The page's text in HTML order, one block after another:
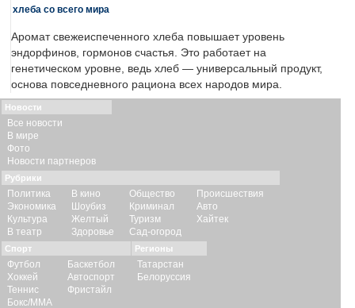
хлеба со всего мира
Аромат свежеиспеченного хлеба повышает уровень
эндорфинов, гормонов счастья. Это работает на
генетическом уровне, ведь хлеб — универсальный продукт,
основа повседневного рациона всех народов мира.
Новости
Все новости
В мире
Фото
Новости партнеров
Рубрики
Политика
Экономика
Культура
В театр
В кино
Шоубиз
Желтый
Здоровье
Общество
Криминал
Туризм
Сад-огород
Происшествия
Авто
Хайтек
Спорт
Футбол
Хоккей
Теннис
Бокс/ММА
Баскетбол
Автоспорт
Фристайл
Регионы
Татарстан
Белоруссия